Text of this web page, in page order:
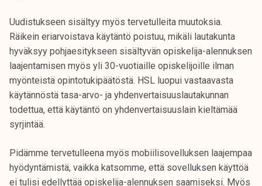
n
o
p
i
s
k
e
l
j
a
k
Uudistukseen sisältyy myös tervetulleita muutoksia.
Räikein eriarvoistava käytäntö poistuu, mikäli lautakunta
hyväksyy pohjaesitykseen sisältyvän opiskelija-alennuksen
laajentamisen myös yli 30-vuotiaille opiskelijoille ilman
myönteistä opintotukipäätöstä. HSL luopui vastaavasta
käytännöstä tasa-arvo- ja yhdenvertaisuuslautakunnan
todettua, että käytäntö on yhdenvertaisuuslain kieltämää
syrjintää.
Pidämme tervetulleena myös mobiilisovelluksen laajempaa
hyödyntämistä, vaikka katsomme, että sovelluksen käyttöä
ei tulisi edellyttää opiskelija-alennuksen saamiseksi. Myös